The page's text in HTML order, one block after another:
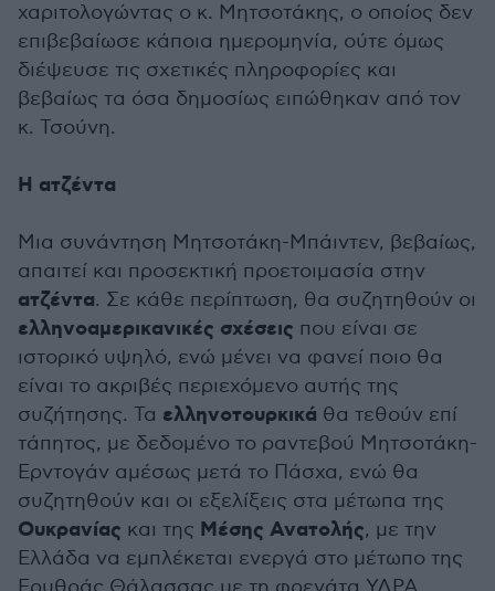
χαριτολογώντας ο κ. Μητσοτάκης, ο οποίος δεν
επιβεβαίωσε κάποια ημερομηνία, ούτε όμως
διέψευσε τις σχετικές πληροφορίες και
βεβαίως τα όσα δημοσίως ειπώθηκαν από τον
κ. Τσούνη.
Η ατζέντα
Μια συνάντηση Μητσοτάκη-Μπάιντεν, βεβαίως,
απαιτεί και προσεκτική προετοιμασία στην
ατζέντα. Σε κάθε περίπτωση, θα συζητηθούν οι
ελληνοαμερικανικές σχέσεις που είναι σε
ιστορικό υψηλό, ενώ μένει να φανεί ποιο θα
είναι το ακριβές περιεχόμενο αυτής της
συζήτησης. Τα ελληνοτουρκικά θα τεθούν επί
τάπητος, με δεδομένο το ραντεβού Μητσοτάκη-
Ερντογάν αμέσως μετά το Πάσχα, ενώ θα
συζητηθούν και οι εξελίξεις στα μέτωπα της
Ουκρανίας και της Μέσης Ανατολής, με την
Ελλάδα να εμπλέκεται ενεργά στο μέτωπο της